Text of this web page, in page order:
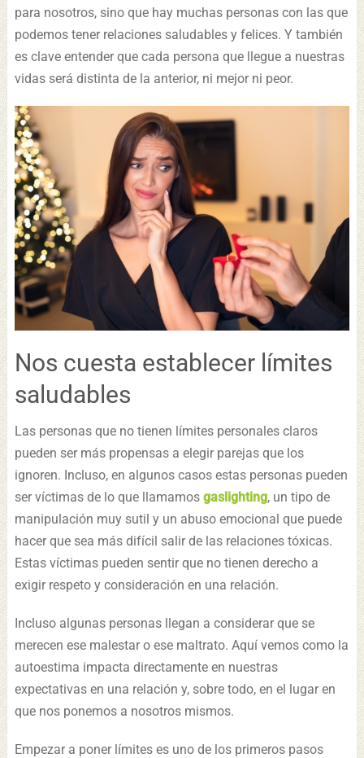
para nosotros, sino que hay muchas personas con las que
podemos tener relaciones saludables y felices. Y también
es clave entender que cada persona que llegue a nuestras
vidas será distinta de la anterior, ni mejor ni peor.
Nos cuesta establecer límites
saludables
Las personas que no tienen límites personales claros
pueden ser más propensas a elegir parejas que los
ignoren. Incluso, en algunos casos estas personas pueden
ser víctimas de lo que llamamos gaslighting, un tipo de
manipulación muy sutil y un abuso emocional que puede
hacer que sea más difícil salir de las relaciones tóxicas.
Estas víctimas pueden sentir que no tienen derecho a
exigir respeto y consideración en una relación.
Incluso algunas personas llegan a considerar que se
merecen ese malestar o ese maltrato. Aquí vemos como la
autoestima impacta directamente en nuestras
expectativas en una relación y, sobre todo, en el lugar en
que nos ponemos a nosotros mismos.
Empezar a poner límites es uno de los primeros pasos